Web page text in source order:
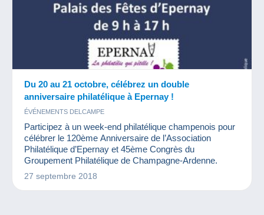
Du 20 au 21 octobre, célébrez un double
anniversaire philatélique à Epernay !
ÉVÉNEMENTS DELCAMPE
Participez à un week-end philatélique champenois pour
célébrer le 120ème Anniversaire de l’Association
Philatélique d’Epernay et 45ème Congrès du
Groupement Philatélique de Champagne-Ardenne.
27 septembre 2018